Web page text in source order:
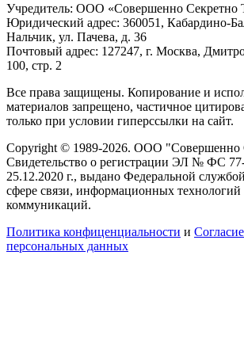
Учредитель: ООО «Совершенно Секретно
Юридический адрес: 360051, Кабардино-
Нальчик, ул. Пачева, д. 36
Почтовый адрес: 127247, г. Москва,
100, стр. 2
Все права защищены. Копирование и
материалов запрещено, частичное
только при условии гиперссылки на сайт.
Copyright © 1989-2026. ООО "Совершенно
Свидетельство о регистрации ЭЛ № ФС
25.12.2020 г., выдано Федеральной
сфере связи, информационных
коммуникаций.
Политика конфиценциальности и
персональных данных